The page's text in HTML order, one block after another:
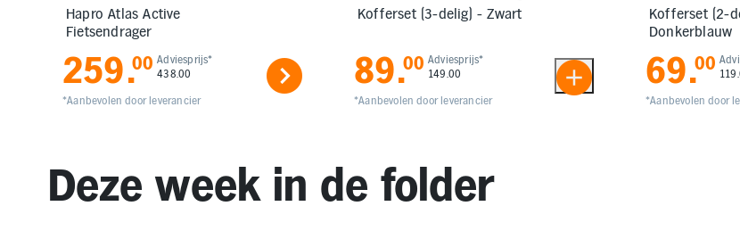
Hapro Atlas Active
Fietsendrager
259.00 Adviesprijs*
438.00
*Aanbevolen door leverancier
Kofferset (3-delig) - Zwart
89.00 Adviesprijs*
149.00
*Aanbevolen door leverancier
Kofferset (2-
Donkerblauw
69.00
*Aanbevolen door
Deze week in de folder